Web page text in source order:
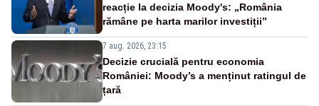
reacție la decizia Moody's: „România
rămâne pe harta marilor investiții”
7 aug. 2026, 23:15
Decizie crucială pentru economia
României: Moody’s a menținut ratingul de
țară